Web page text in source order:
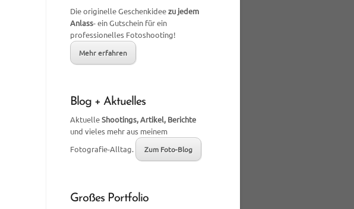
Die originelle Geschenkideezu jedem
Anlass- ein Gutschein für ein
professionelles Fotoshooting!
Mehr erfahren
Blog + Aktuelles
AktuelleShootings, Artikel, Berichte
und vieles mehr aus meinem
Fotografie-Alltag.
Zum Foto-Blog
Großes Portfolio